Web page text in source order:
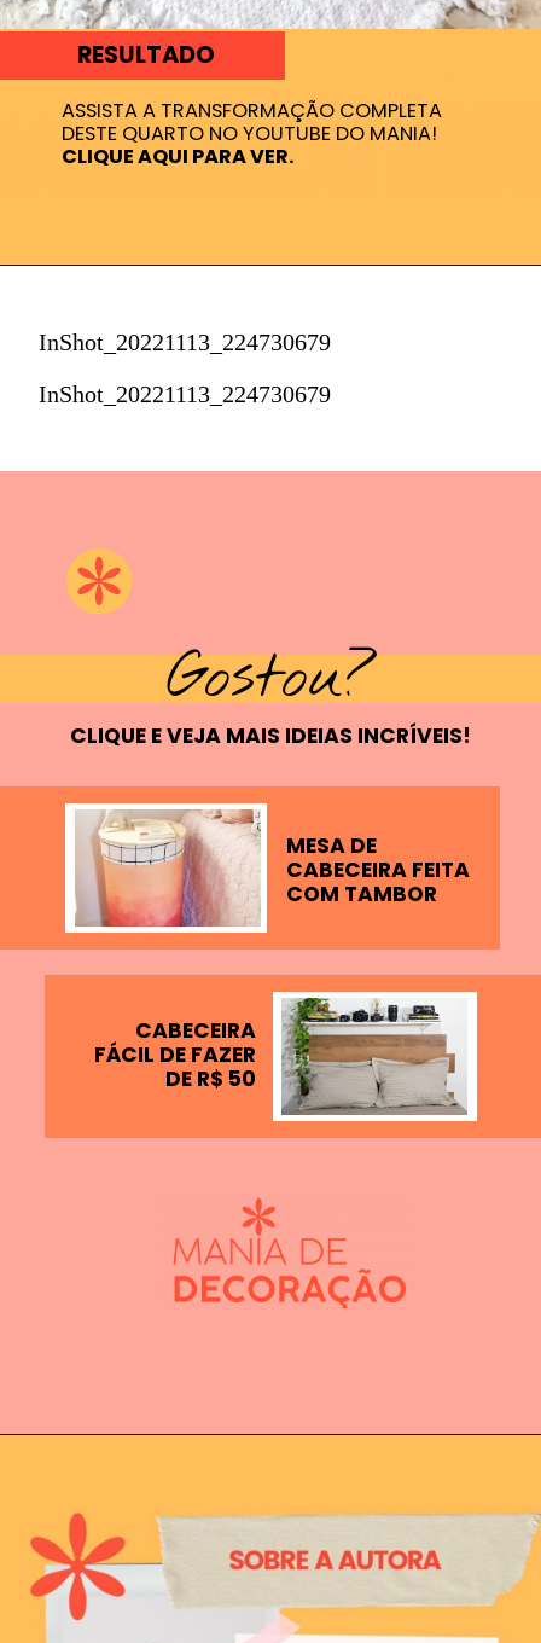
RESULTADO
ASSISTA A TRANSFORMAÇÃO COMPLETA
CLIQUE AQUI PARA VER.
InShot_20221113_224730679
InShot_20221113_224730679
CLIQUE E VEJA MAIS IDEIAS INCRÍVEIS!
Gostou?
CABECEIRA
FÁCIL DE FAZER
DE R$ 50
MESA DE
CABECEIRA FEITA
COM TAMBOR